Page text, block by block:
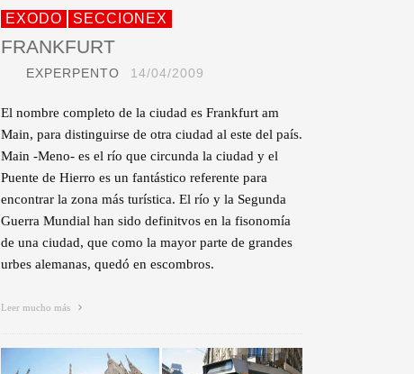
EXODO SECCIONEX
FRANKFURT
EXPERPENTO 14/04/2009
El nombre completo de la ciudad es Frankfurt am
Main, para distinguirse de otra ciudad al este del país.
Main -Meno- es el río que circunda la ciudad y el
Puente de Hierro es un fantástico referente para
encontrar la zona más turística. El río y la Segunda
Guerra Mundial han sido definitvos en la fisonomía
de una ciudad, que como la mayor parte de grandes
urbes alemanas, quedó en escombros.
Leer mucho más